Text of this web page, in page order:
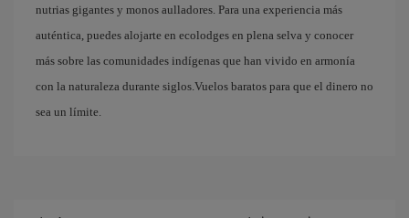
nutrias gigantes y monos aulladores. Para una experiencia más
auténtica, puedes alojarte en ecolodges en plena selva y conocer
más sobre las comunidades indígenas que han vivido en armonía
con la naturaleza durante siglos.Vuelos baratos para que el dinero no
sea un límite.